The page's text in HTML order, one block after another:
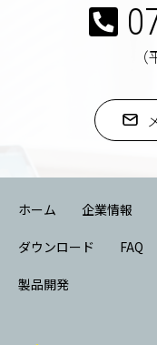
ホーム 企業情報
ダウンロード FAQ
製品開発